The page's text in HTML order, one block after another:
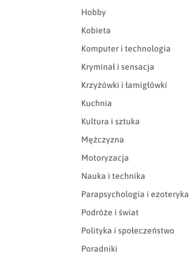
Hobby
Kobieta
Komputer i technologia
Kryminał i sensacja
Krzyżówki i łamigłówki
Kuchnia
Kultura i sztuka
Mężczyzna
Motoryzacja
Nauka i technika
Parapsychologia i ezoteryka
Podróże i świat
Polityka i społeczeństwo
Poradniki